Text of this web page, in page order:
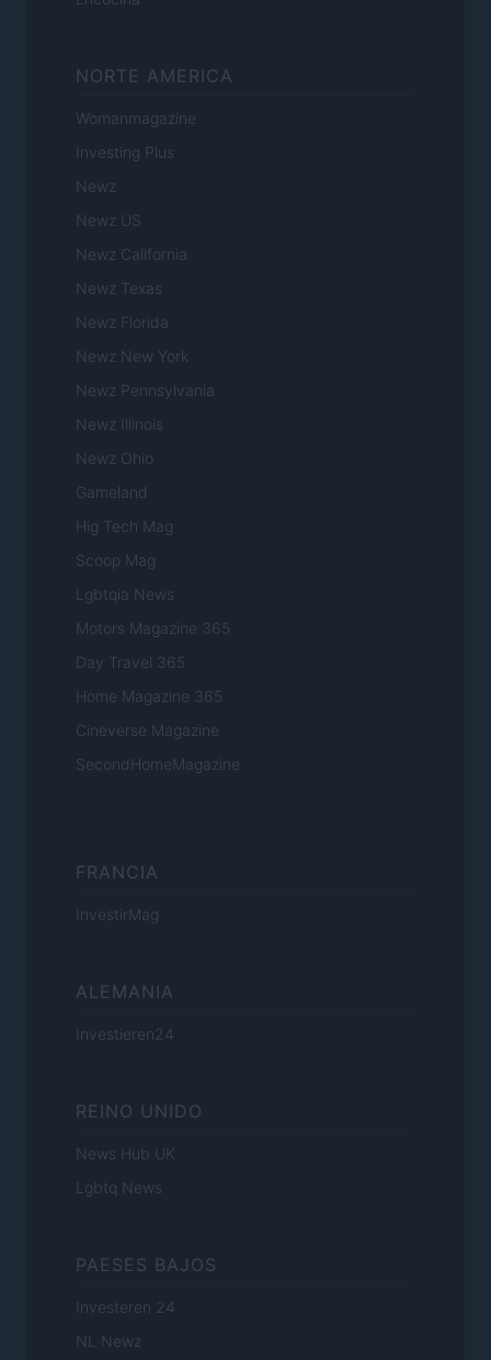
NORTE AMERICA
Womanmagazine
Investing Plus
Newz
Newz US
Newz California
Newz Texas
Newz Florida
Newz New York
Newz Pennsylvania
Newz Illinois
Newz Ohio
Gameland
Hig Tech Mag
Scoop Mag
Lgbtqia News
Motors Magazine 365
Day Travel 365
Home Magazine 365
Cineverse Magazine
SecondHomeMagazine
FRANCIA
InvestirMag
ALEMANIA
Investieren24
REINO UNIDO
News Hub UK
Lgbtq News
PAESES BAJOS
Investeren 24
NL Newz